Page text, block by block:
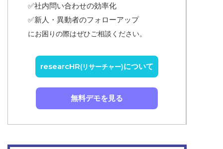
✅社内問い合わせの効率化
✅新人・異動者のフォローアップ
にお困りの際はぜひご相談ください。
researcHR(リサーチャー)について
無料デモを見る